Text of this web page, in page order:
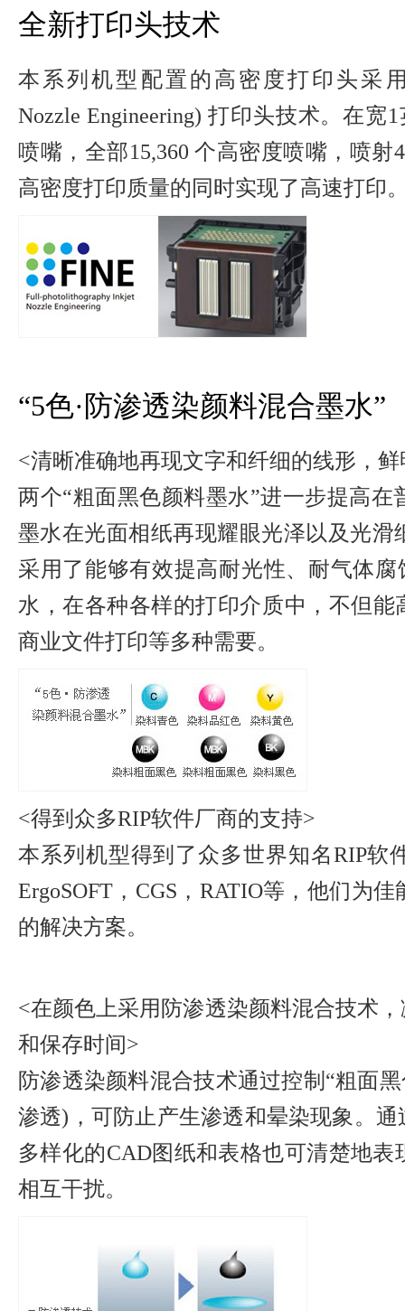
全新打印头技术
本系列机型配置的高密度打印头采用
Nozzle Engineering) 打印头技术。在
喷嘴，全部15,360 个高密度喷嘴，喷
高密度打印质量的同时实现了高速打印
“5色·防渗透染颜料混合墨水”
<清晰准确地再现文字和纤细的线形，
两个“粗面黑色颜料墨水”进一步提高
墨水在光面相纸再现耀眼光泽以及光
采用了能够有效提高耐光性、耐气体
水，在各种各样的打印介质中，不但
商业文件打印等多种需要。
<得到众多RIP软件厂商的支持>
本系列机型得到了众多世界知名RIP软
ErgoSOFT，CGS，RATIO等，他们为
的解决方案。
<在颜色上采用防渗透染颜料混合技术
和保存时间>
防渗透染颜料混合技术通过控制“粗面
渗透)，可防止产生渗透和晕染现象。
多样化的CAD图纸和表格也可清楚地
相互干扰。